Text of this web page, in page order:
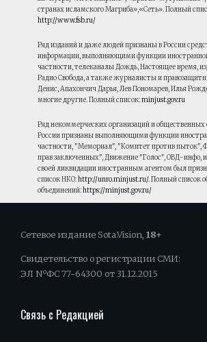
странах исламского Магриба»,«Сеть». Полный
http://www.fsb.ru/
Ряд изданий и даже людей признаны в России
информации, выполняющими функции
частности, телеканалы Дождь, Настоящее время,
Радио Свобода, а также журналисты и
Денис, Апахончич Дарья, Лев Пономарев, Илья
многие другие. Полный список:minjust.gov.ru
Ряд некоммерческих организаций и общественных
России признаны выполняющими функции
частности, "Мемориал", "Комитет против пыток",
прав заключенных", Движение "Голос", ОВД-инфо,
своей ликвидации иностранным агентом был
список НКО:http://unro.minjust.ru/. Полный список
объединений:https://minjust.gov.ru/
Сетевое издание Sota.Vision, 18+
Свидетельство о регистрации СМИ:
ЭЛ NºФС 77-64300 от 31.12.2015
Связь с Редакцией